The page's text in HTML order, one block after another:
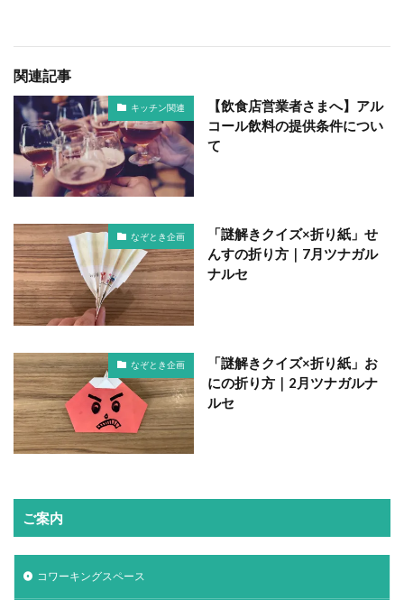
関連記事
キッチン関連
【飲食店営業者さまへ】アル
コール飲料の提供条件につい
て
なぞとき企画
「謎解きクイズ×折り紙」せ
んすの折り方｜7月ツナガル
ナルセ
なぞとき企画
「謎解きクイズ×折り紙」お
にの折り方｜2月ツナガルナ
ルセ
ご案内
コワーキングスペース